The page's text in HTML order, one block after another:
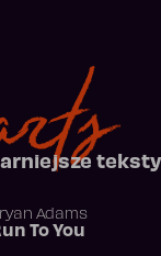
Adams
To You